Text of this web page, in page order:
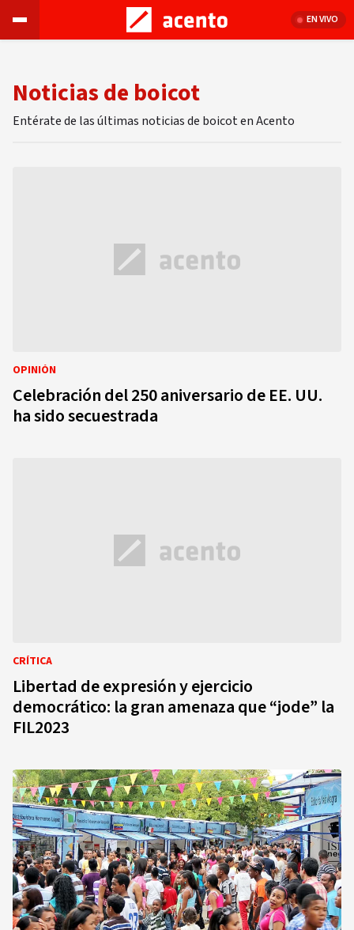
EN VIVO
Noticias de boicot
Entérate de las últimas noticias de boicot en Acento
OPINIÓN
Celebración del 250 aniversario de EE. UU.
ha sido secuestrada
CRÍTICA
Libertad de expresión y ejercicio
democrático: la gran amenaza que “jode” la
FIL2023